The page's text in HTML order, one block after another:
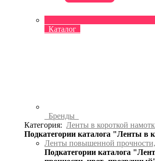
Каталог
Бренды
Категория: Ленты в короткой
Подкатегории каталога "Ленты в
Ленты повышенной
Подкатегории каталога